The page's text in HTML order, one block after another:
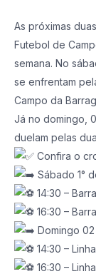
As próximas
Futebol de
semana. No
se enfrentam
Campo da
Já no domingo,
duelam pelas
Confira o
Sábado 1°
14:30 –
16:30 –
Domingo
14:30 –
16:30 –